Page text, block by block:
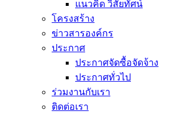
แนวคิด วิสัยทัศน์
โครงสร้าง
ข่าวสารองค์กร
ประกาศ
ประกาศจัดซื้อจัดจ้าง
ประกาศทั่วไป
ร่วมงานกับเรา
ติดต่อเรา